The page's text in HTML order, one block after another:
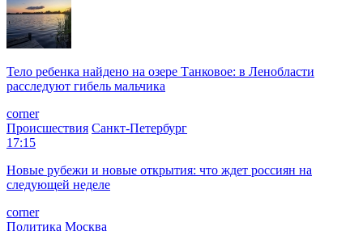
Тело ребенка найдено на озере Танковое: в Ленобласти
расследуют гибель мальчика
corner
Происшествия Санкт-Петербург
17:15
Новые рубежи и новые открытия: что ждет россиян на
следующей неделе
corner
Политика Москва